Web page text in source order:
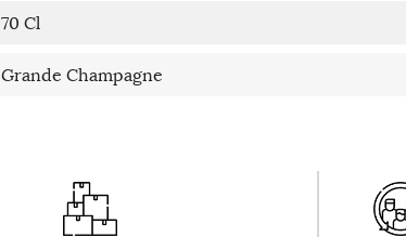
70 Cl
Grande Champagne